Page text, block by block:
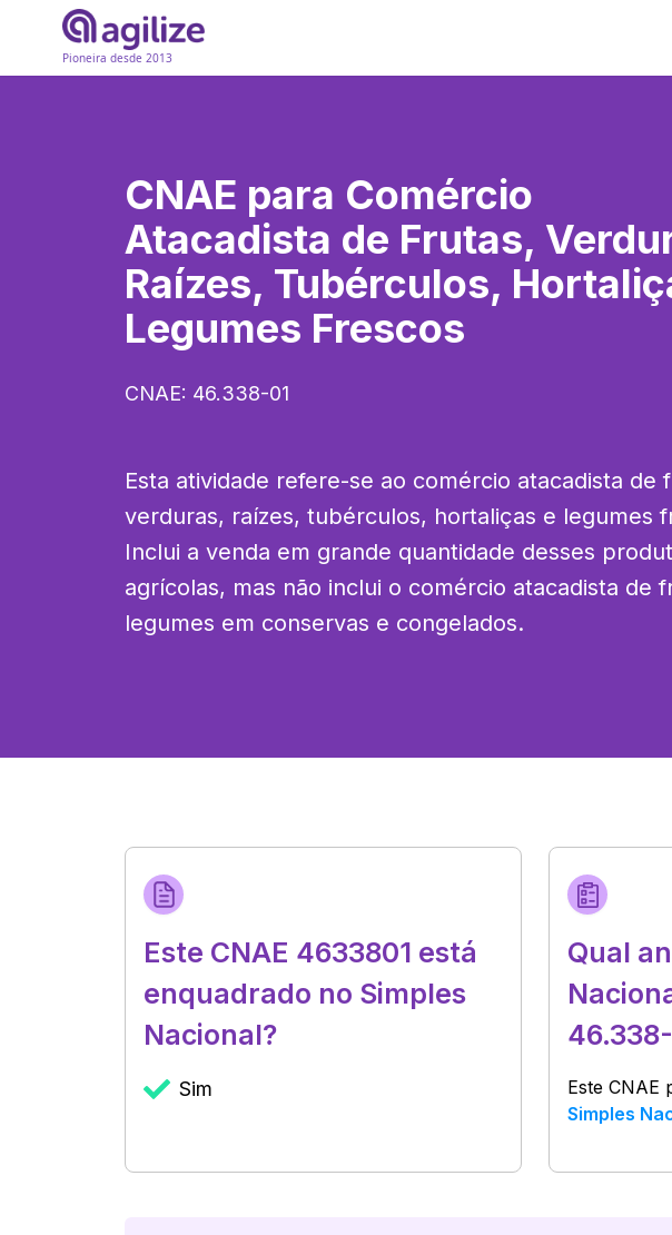
Pioneira desde 2013
CNAE para Comércio
Atacadista de Frutas,
Raízes, Tubérculos,
Legumes Frescos
CNAE: 46.338-01
Esta atividade refere-se ao comércio atacadista de
verduras, raízes, tubérculos, hortaliças e legumes
Inclui a venda em grande quantidade desses
agrícolas, mas não inclui o comércio atacadista de
legumes em conservas e congelados.
Este CNAE 4633801 está
enquadrado no Simples
Nacional?
Sim
Qual
Este CNAE
Simples